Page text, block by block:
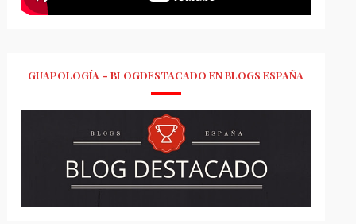
GUAPOLOGÍA – BLOGDESTACADO EN BLOGS ESPAÑA